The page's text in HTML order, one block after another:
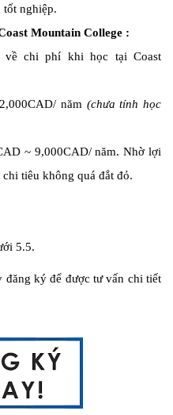
tốt nghiệp.
Mountain College :
chi phí khi học tại Coast
năm (chưa tính học
~ 9,000CAD/ năm. Nhờ lợi
tiêu không quá đắt đỏ.
5.5.
đăng ký để được tư vấn chi tiết